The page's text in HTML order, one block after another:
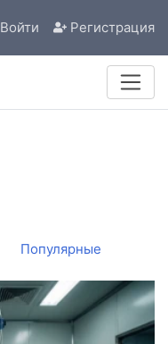
Войти Регистрация
Популярные